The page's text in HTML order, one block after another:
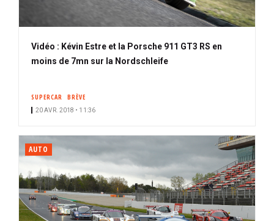
Vidéo : Kévin Estre et la Porsche 911 GT3 RS en
moins de 7mn sur la Nordschleife
SUPERCAR BRÈVE
20 AVR. 2018 • 11:36
AUTO